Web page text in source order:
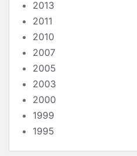
2013
2011
2010
2007
2005
2003
2000
1999
1995